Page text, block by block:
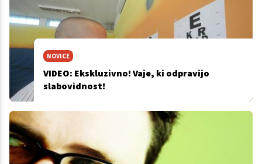
NOVICE
VIDEO: Ekskluzivno! Vaje, ki odpravijo
slabovidnost!